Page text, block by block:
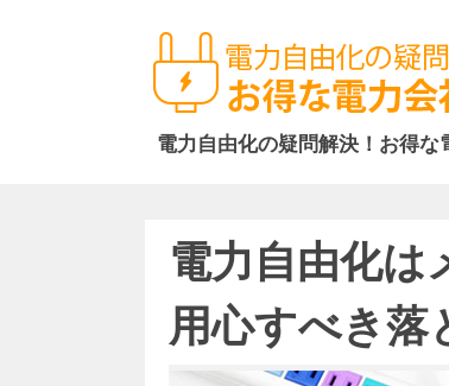
電力自由化の疑問解決！お得
電力自由化は
用心すべき落